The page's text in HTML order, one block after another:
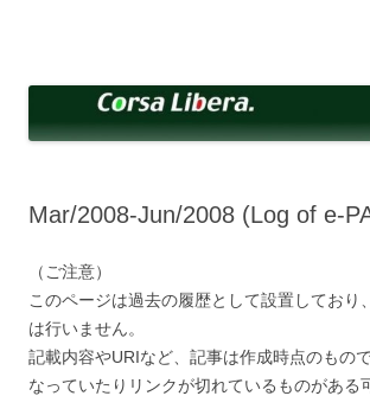
へ
ッ
Mar/2008-Jun/2008 (Log of e-
（ご注意）
このページは過去の履歴として設置しており
は行いません。
記載内容やURIなど、記事は作成時点のもの
なっていたりリンクが切れているものがある